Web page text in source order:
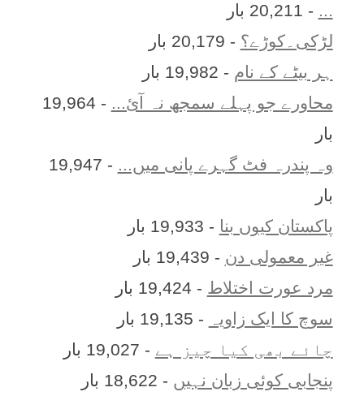
... - 20,211 بار
لڑکی۔کوڑے؟ - 20,179 بار
ہر بيٹے کے نام - 19,982 بار
محاورے جو پہلے سمجھ نہ آئ...
- 19,964
بار
وہ پندرہ فٹ گہرے پانی میں...
- 19,947
بار
پاکستان کیوں بنا - 19,933 بار
غیر معمولی دن - 19,439 بار
مرد عورت اختلاط - 19,424 بار
سوچ کا ایک زاویہ
- 19,135 بار
چائے بھی کیا چیز ہے - 19,027 بار
پنجابی کوئی زبان نہیں - 18,622 بار